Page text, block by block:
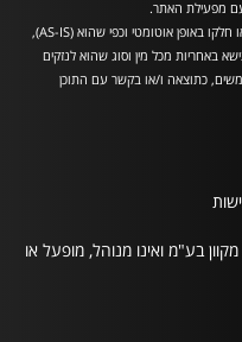
מפעילת האתר.
ככלל, מפעילת האתר רשאית להציג את התוכן הפרסומי או חלקו באופן אוטומטי וכפי שהוא (AS-IS),
באחריות מכל מין וסוג שהוא לנזקים
כתוצאה ו/או בקשר עם התוכן
בע"מ ואינו מנוהל, מופעל או